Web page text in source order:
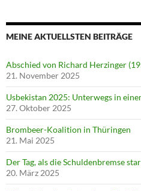
MEINE AKTUELLSTEN BEITRÄGE
Abschied von Richard Herzinger
21. November 2025
Usbekistan 2025: Unterwegs in
27. Oktober 2025
Brombeer-Koalition in Thüringen
21. Mai 2025
Der Tag, als die Schuldenbremse
20. März 2025